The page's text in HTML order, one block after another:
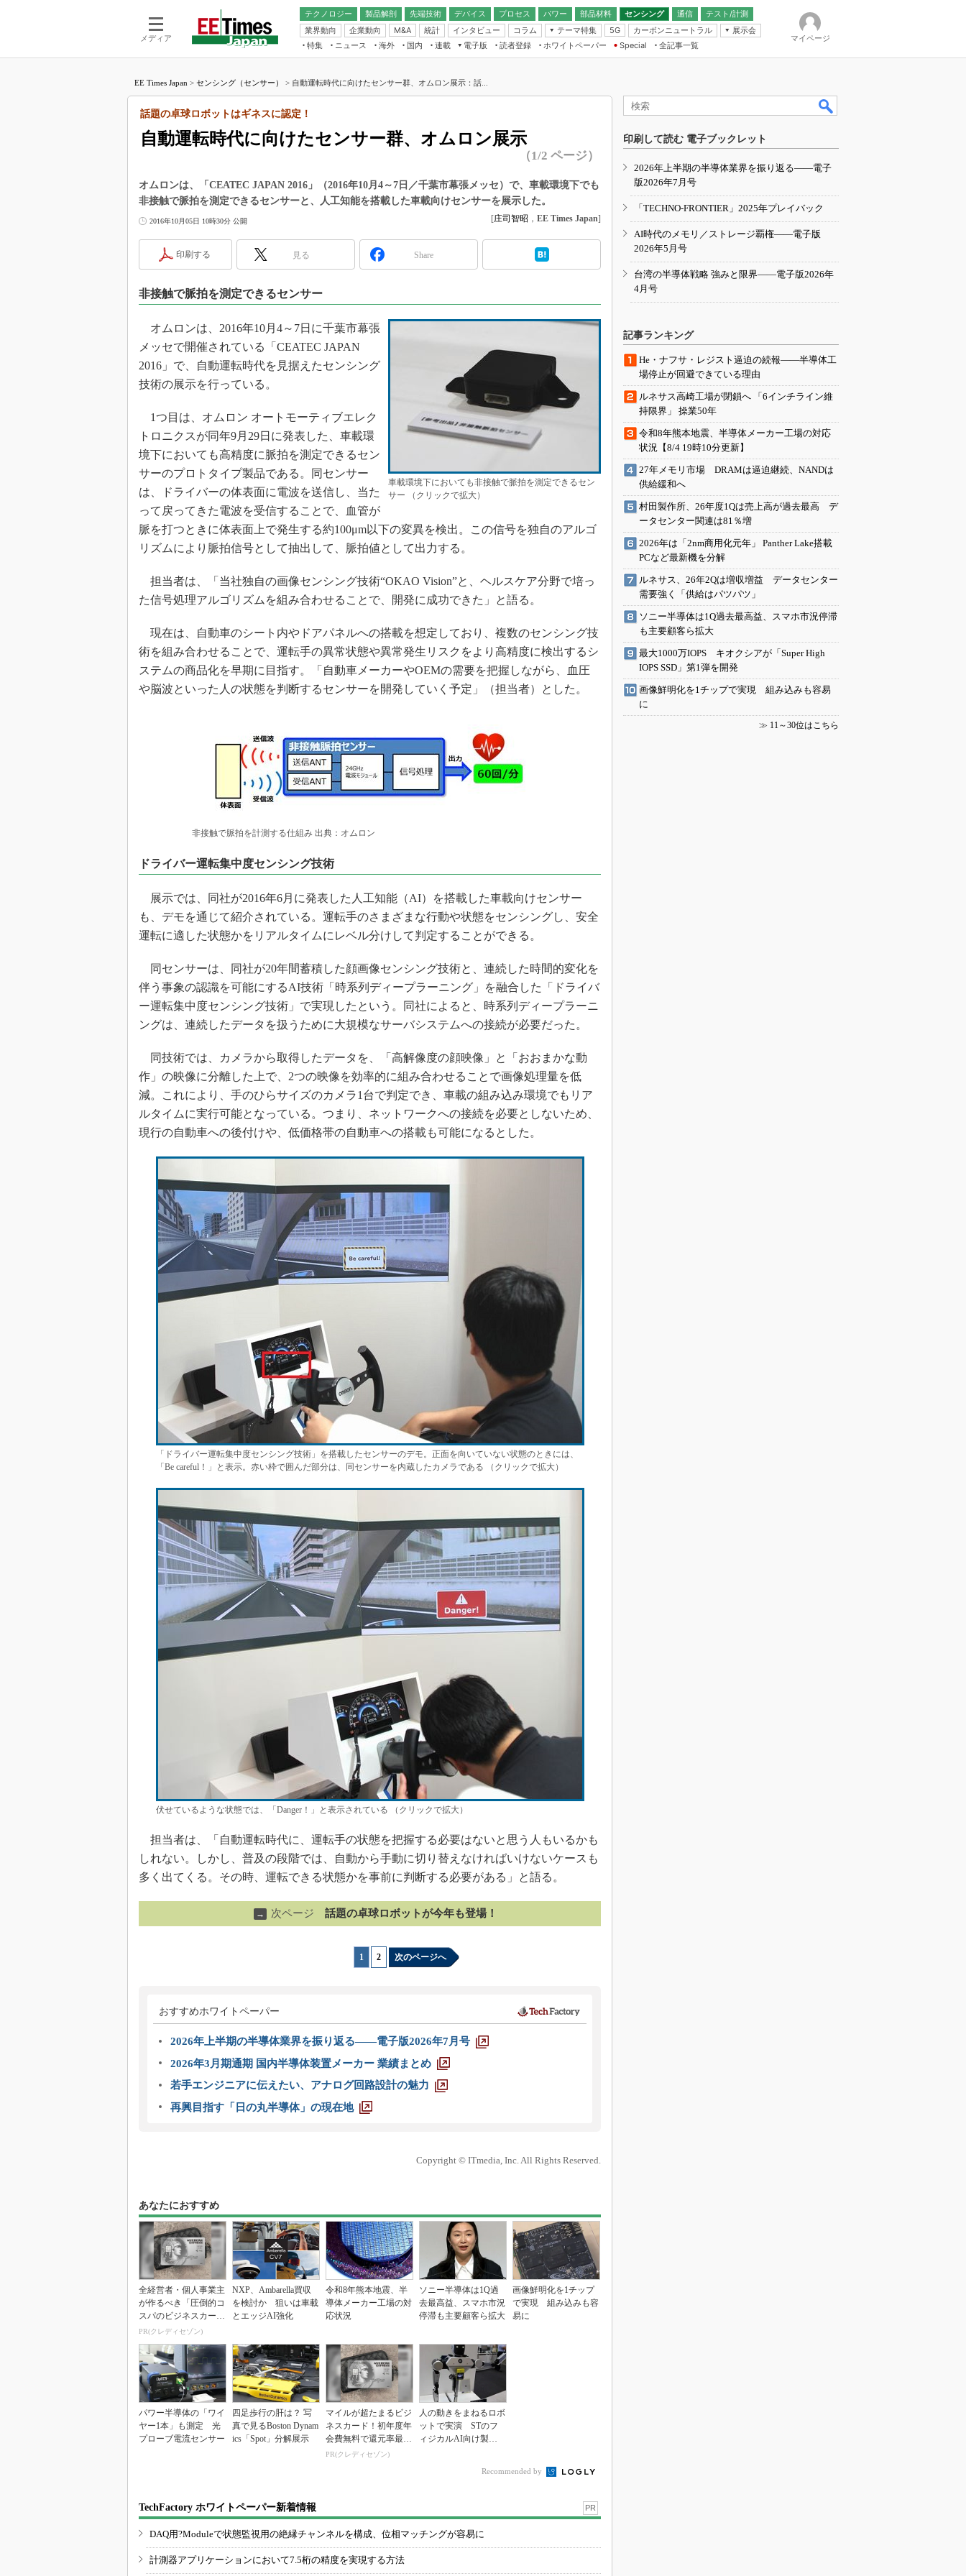
メディア
テクノロジー 製品解剖
先端技術
電池／エネルギー
デバイス
アナログ
マイコン
プロセス パワー 部品材料 センシング
通信
無線
テスト/計測
業界動向
企業動向 M&A 統計 インタビュー コラム
テーマ特集
フィジカルAI
読者調査（EE Times Research）
IoT
電源設計（EDN Japan）
エレクトロニクス入門（EDN
5G カーボンニュートラル
展示会
IoT・エッジコンピューティング
EXPO
TECHNO-FRONTIER
人とくるま展
特集 ニュース 海外 国内
連載
福田昭のデバイス通信
湯之上隆のナノフォーカス
大山聡の業界スコープ
リタイア直前エンジニアの社会人大
学漂流記
踊るバズワード ～Behind the
Buzzword
この10年で起こったこと、次の10年
製品分解で探るアジアの新トレンド
光伝送技術を知る
“異端児エンジニア”が仕掛けた社内
改革、執念の180日
「英語に愛されないエンジニア」の
ための新行動論
電子版
電子ブックレット
読者登録 ホワイトペーパー
Special
全記事一覧
マイページ
EE Times Japan > センシング（センサー） > 自動運転時代に向けたセンサー群、オムロン展示：話...
自動運転時代に向けたセンサー群、オムロン展示
話題の卓球ロボットはギネスに認定！
（1/2 ページ）
オムロンは、「CEATEC JAPAN 2016」（2016年10月4～7日／千葉市幕張メッセ）で、車載環境下でも
非接触で脈拍を測定できるセンサーと、人工知能を搭載した車載向けセンサーを展示した。
2016年10月05日 10時30分 公開 [庄司智昭 ， EE Times Japan]
印刷する 見る Share
非接触で脈拍を測定できるセンサー
車載環境下においても非接触で脈拍を測定できるセン
サー （クリックで拡大）
オムロンは、2016年10月4～7日に千葉市幕張
メッセで開催されている「CEATEC JAPAN
2016」で、自動運転時代を見据えたセンシング
技術の展示を行っている。
1つ目は、オムロン オートモーティブエレク
トロニクスが同年9月29日に発表した、車載環
境下においても高精度に脈拍を測定できるセン
サーのプロトタイプ製品である。同センサー
は、ドライバーの体表面に電波を送信し、当た
って戻ってきた電波を受信することで、血管が
脈を打つときに体表面上で発生する約100μm以下の変異を検出。この信号を独自のアルゴ
リズムにより脈拍信号として抽出して、脈拍値として出力する。
担当者は、「当社独自の画像センシング技術“OKAO Vision”と、ヘルスケア分野で培っ
た信号処理アルゴリズムを組み合わせることで、開発に成功できた」と語る。
現在は、自動車のシート内やドアパネルへの搭載を想定しており、複数のセンシング技
術を組み合わせることで、運転手の異常状態や異常発生リスクをより高精度に検出するシ
ステムの商品化を早期に目指す。「自動車メーカーやOEMの需要を把握しながら、血圧
や脳波といった人の状態を判断するセンサーを開発していく予定」（担当者）とした。
非接触で脈拍を計測する仕組み 出典：オムロン
ドライバー運転集中度センシング技術
展示では、同社が2016年6月に発表した人工知能（AI）を搭載した車載向けセンサー
も、デモを通じて紹介されている。運転手のさまざまな行動や状態をセンシングし、安全
運転に適した状態かをリアルタイムにレベル分けして判定することができる。
同センサーは、同社が20年間蓄積した顔画像センシング技術と、連続した時間的変化を
伴う事象の認識を可能にするAI技術「時系列ディープラーニング」を融合した「ドライバ
ー運転集中度センシング技術」で実現したという。同社によると、時系列ディープラーニ
ングは、連続したデータを扱うために大規模なサーバシステムへの接続が必要だった。
同技術では、カメラから取得したデータを、「高解像度の顔映像」と「おおまかな動
作」の映像に分離した上で、2つの映像を効率的に組み合わせることで画像処理量を低
減。これにより、手のひらサイズのカメラ1台で判定でき、車載の組み込み環境でもリア
ルタイムに実行可能となっている。つまり、ネットワークへの接続を必要としないため、
現行の自動車への後付けや、低価格帯の自動車への搭載も可能になるとした。
「ドライバー運転集中度センシング技術」を搭載したセンサーのデモ。正面を向いていない状態のときには、
「Be careful！」と表示。赤い枠で囲んだ部分は、同センサーを内蔵したカメラである （クリックで拡大）
伏せているような状態では、「Danger！」と表示されている （クリックで拡大）
担当者は、「自動運転時代に、運転手の状態を把握する必要はないと思う人もいるかも
しれない。しかし、普及の段階では、自動から手動に切り替えなければいけないケースも
多く出てくる。その時、運転できる状態かを事前に判断する必要がある」と語る。
→ 次ページ 話題の卓球ロボットが今年も登場！
1 2 次のページへ
おすすめホワイトペーパー
2026年上半期の半導体業界を振り返る――電子版2026年7月号
2026年3月期通期 国内半導体装置メーカー 業績まとめ
若手エンジニアに伝えたい、アナログ回路設計の魅力
再興目指す「日の丸半導体」の現在地
Copyright © ITmedia, Inc. All Rights Reserved.
あなたにおすすめ
全経営者・個人事業主
が作るべき「圧倒的コ
スパのビジネスカー
ド」
PR(クレディセゾン)
NXP、Ambarella買収
を検討か 狙いは車載
とエッジAI強化
令和8年熊本地震、半
導体メーカー工場の対
応状況
ソニー半導体は1Q過
去最高益、スマホ市況
停滞も主要顧客ら拡大
画像鮮明化を1チップ
で実現 組み込みも容
易に
パワー半導体の「ワイ
ヤー1本」も測定 光
プローブ電流センサー
四足歩行の肝は？ 写
真で見るBoston Dynam
ics「Spot」分解展示
マイルが超たまるビジ
ネスカード！初年度年
会費無料で還元率最大
1.125%
PR(クレディセゾン)
人の動きをまねるロボ
ットで実演 STのフ
ィジカルAI向け製品
Recommended by
TechFactory ホワイトペーパー新着情報 PR
DAQ用?Moduleで状態監視用の絶縁チャンネルを構成、位相マッチングが容易に
計測器アプリケーションにおいて7.5桁の精度を実現する方法
印刷して読む 電子ブックレット
2026年上半期の半導体業界を振り返る――電子
版2026年7月号
「TECHNO-FRONTIER」2025年プレイバック
AI時代のメモリ／ストレージ覇権――電子版
2026年5月号
台湾の半導体戦略 強みと限界――電子版2026年
4月号
記事ランキング
He・ナフサ・レジスト逼迫の続報――半導体工
場停止が回避できている理由
ルネサス高崎工場が閉鎖へ 「6インチライン維
持限界」 操業50年
令和8年熊本地震、半導体メーカー工場の対応
状況【8/4 19時10分更新】
27年メモリ市場 DRAMは逼迫継続、NANDは
供給緩和へ
村田製作所、26年度1Qは売上高が過去最高 デ
ータセンター関連は81％増
2026年は「2nm商用化元年」 Panther Lake搭載
PCなど最新機を分解
ルネサス、26年2Qは増収増益 データセンター
需要強く「供給はパツパツ」
ソニー半導体は1Q過去最高益、スマホ市況停滞
も主要顧客ら拡大
最大1000万IOPS キオクシアが「Super High
IOPS SSD」第1弾を開発
画像鮮明化を1チップで実現 組み込みも容易
に
≫ 11～30位はこちら